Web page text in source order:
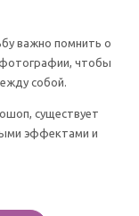
важно помнить о
чтобы
собой.
существует
эффектами и